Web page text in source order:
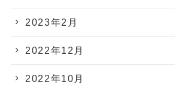
2023年2月
2022年12月
2022年10月